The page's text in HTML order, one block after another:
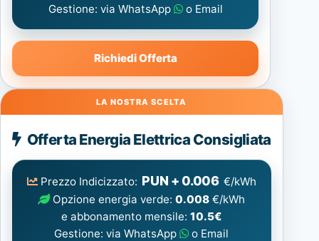
Gestione: via WhatsApp o Email
Richiedi Offerta
Energia
Elettrica
consigliata
Offerta Energia Elettrica Consigliata
Prezzo Indicizzato: PUN + 0.006 €/kWh
Opzione energia verde:0.008 €/kWh
e abbonamento mensile: 10.5€
Gestione: via WhatsApp
o Email